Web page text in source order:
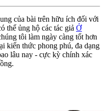
của bài trên hữu ích đối với
thể ủng hộ các tác giả Ở
tôi làm ngày càng tốt hơn
kiến thức phong phú, đa dạng
lâu nay - cực kỳ chính xác